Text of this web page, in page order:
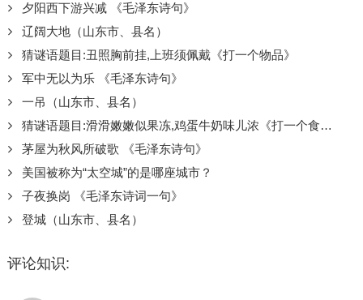
夕阳西下游兴减 《毛泽东诗句》
辽阔大地（山东市、县名）
猜谜语题目:丑照胸前挂,上班须佩戴《打一个物品》
军中无以为乐 《毛泽东诗句》
一吊（山东市、县名）
猜谜语题目:滑滑嫩嫩似果冻,鸡蛋牛奶味儿浓《打一个食物》
茅屋为秋风所破歌 《毛泽东诗句》
美国被称为“太空城”的是哪座城市？
子夜换岗 《毛泽东诗词一句》
登城（山东市、县名）
评论知识: